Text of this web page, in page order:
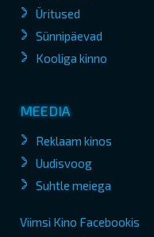
Üritused
Sünnipäevad
Kooliga kinno
MEEDIA
Reklaam kinos
Uudisvoog
Suhtle meiega
Viimsi Kino Facebookis